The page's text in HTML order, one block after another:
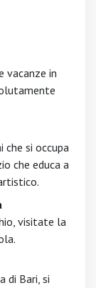
vacanze in
che si occupa
che educa a
visitate la
di Bari, si